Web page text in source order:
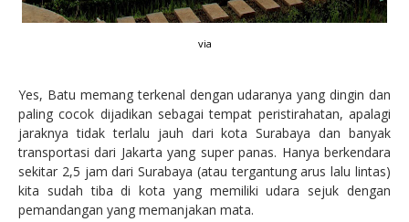
via
Yes, Batu memang terkenal dengan udaranya yang dingin dan
paling cocok dijadikan sebagai tempat peristirahatan, apalagi
jaraknya tidak terlalu jauh dari kota Surabaya dan banyak
transportasi dari Jakarta yang super panas. Hanya berkendara
sekitar 2,5 jam dari Surabaya (atau tergantung arus lalu lintas)
kita sudah tiba di kota yang memiliki udara sejuk dengan
pemandangan yang memanjakan mata.